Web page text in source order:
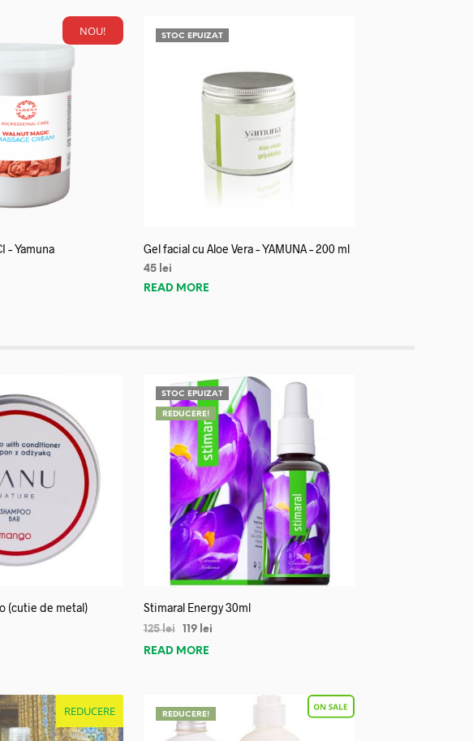
NOU!
– Yamuna
STOC EPUIZAT
Gel facial cu Aloe Vera – YAMUNA – 200 ml
45 lei
READ MORE
(cutie de metal)
STOC EPUIZAT
REDUCERE!
Stimaral Energy 30ml
125lei 119 lei
READ MORE
REDUCERE REDUCERE!